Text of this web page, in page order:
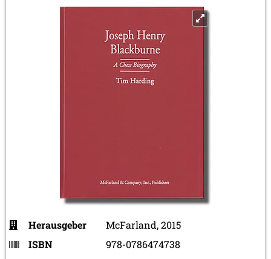
Herausgeber
McFarland, 2015
ISBN
978-0786474738